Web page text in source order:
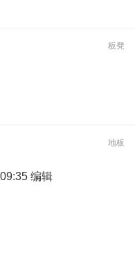
板凳
地板
编辑